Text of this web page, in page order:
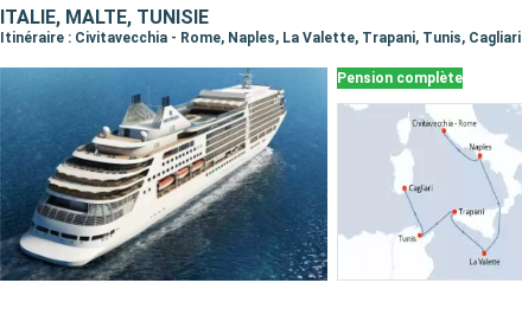
ITALIE, MALTE, TUNISIE
Itinéraire : Civitavecchia - Rome, Naples, La Valette, Trapani, Tunis, Cagliari
Pension complète